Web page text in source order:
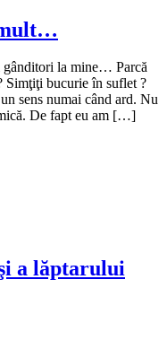
gânditori la mine… Parcă
Simţiţi bucurie în suflet ?
sens numai când ard. Nu
De fapt eu am […]
a lăptarului